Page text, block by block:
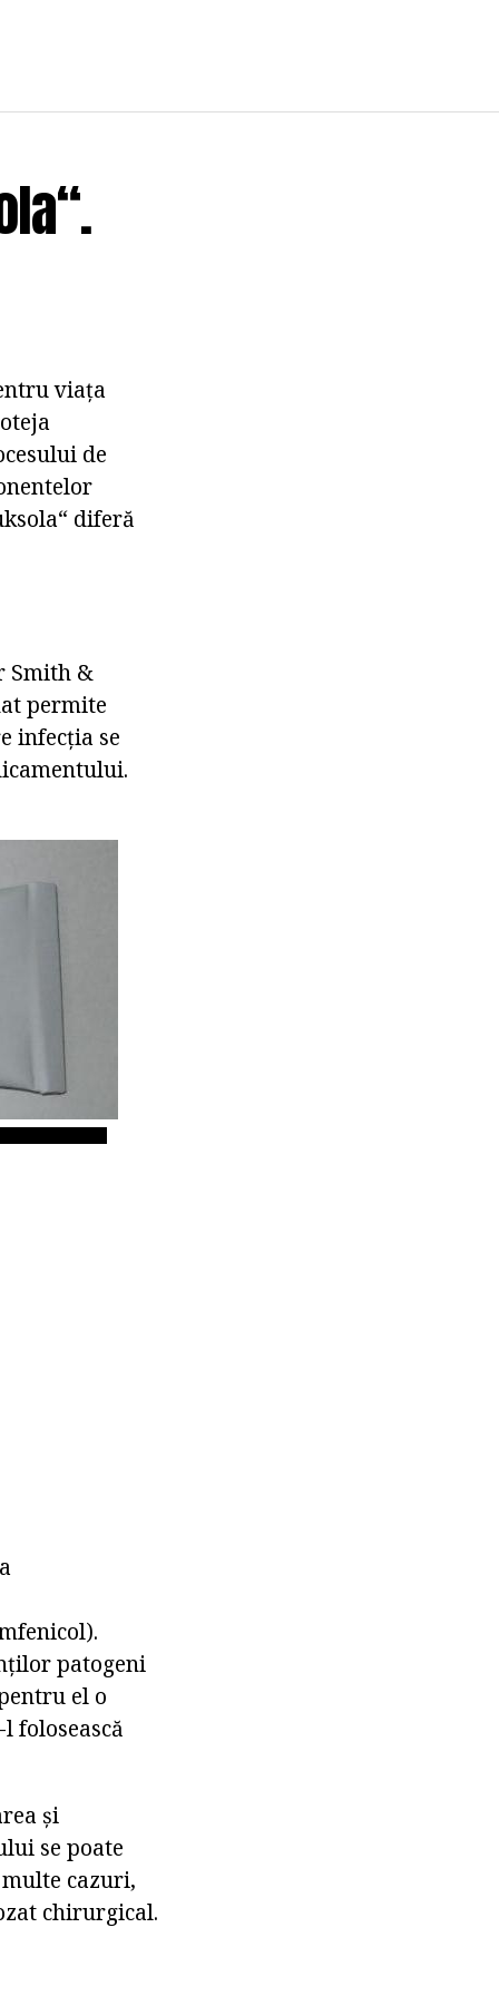
viața
de
diferă
Smith &
permite
infecția se
patogeni
el o
folosească
și
se poate
cazuri,
chirurgical.